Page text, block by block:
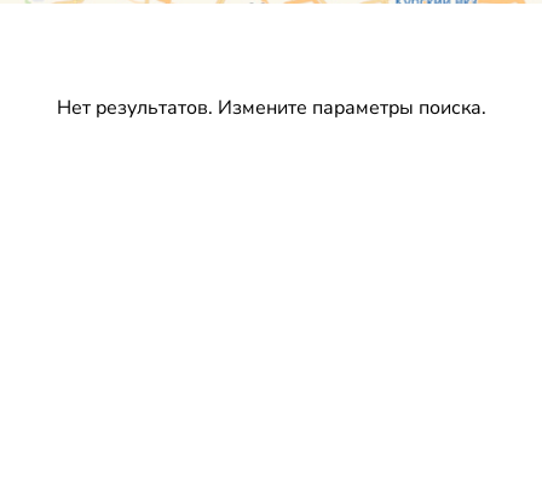
Нет результатов. Измените параметры поиска.